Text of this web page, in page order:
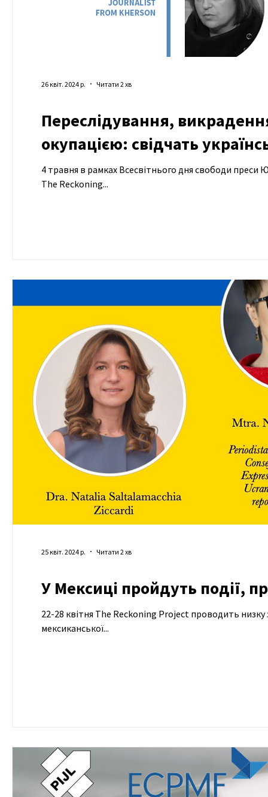
Переслідування,
окупацією: свідчать
4 травня в рамках Всесвітнього дня свободи преси
The Reckoning...
26 квіт. 2024 р. Читати 2 хв
У Мексиці пройдуть події,
22-28 квітня The Reckoning Project проводить низку
мексиканської...
25 квіт. 2024 р. Читати 2 хв